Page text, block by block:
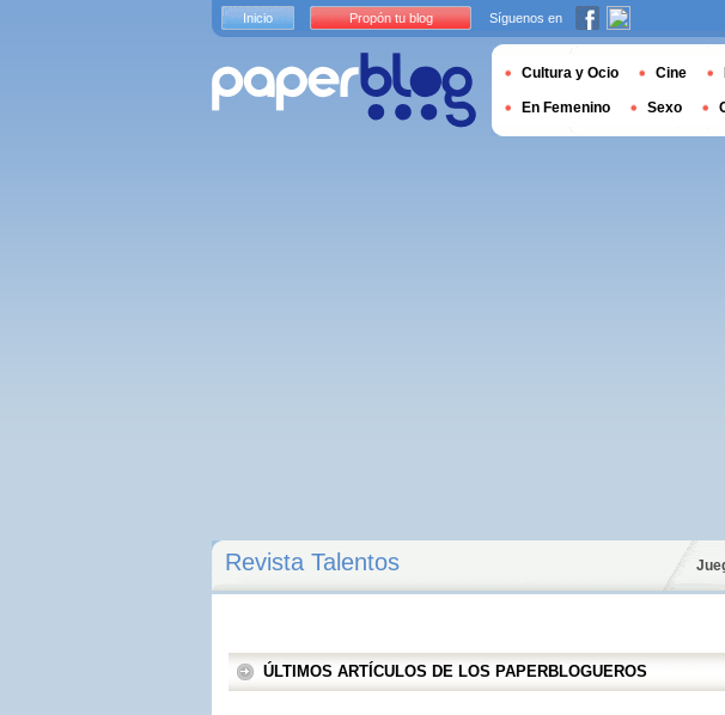
Revista Talentos
ÚLTIMOS ARTÍCULOS DE LOS PAPERBLOGUEROS
Inicio Propón tu blog Síguenos en
Cultura y Ocio Cine
En Femenino Sexo